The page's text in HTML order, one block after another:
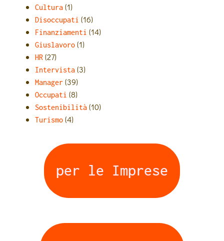
Cultura (1)
Disoccupati (16)
Finanziamenti (14)
Giuslavoro (1)
HR (27)
Intervista (3)
Manager (39)
Occupati (8)
Sostenibilità (10)
Turismo (4)
per le Imprese